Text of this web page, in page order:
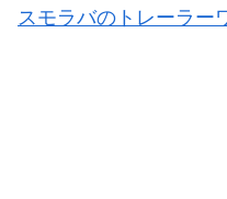
スモラバのトレーラー